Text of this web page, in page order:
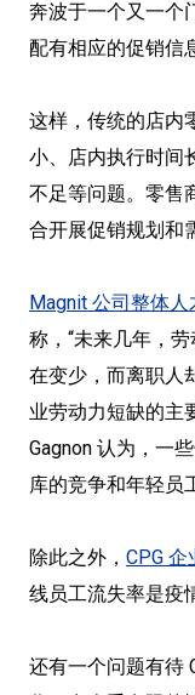
奔波于一个又一个
配有相应的促销信
这样，传统的店内
小、店内执行时间
不足等问题。零售
合开展促销规划和
Magnit 公司整体
称，“未来几年，
在变少，而离职人
业劳动力短缺的主
Gagnon 认为，一
库的竞争和年轻员
除此之外， CPG
线员工流失率是疫
还有一个问题有待